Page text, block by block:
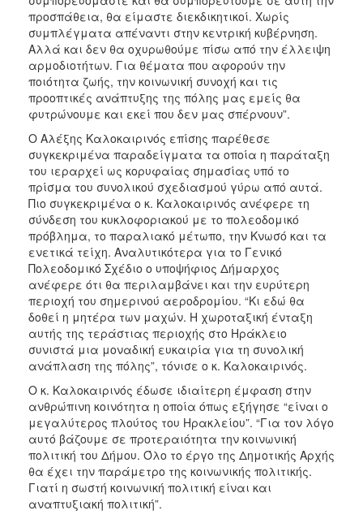
προσπάθεια, θα είμαστε διεκδικητικοί. Χωρίς
συμπλέγματα απέναντι στην κεντρική κυβέρνηση.
Αλλά και δεν θα οχυρωθούμε πίσω από την έλλειψη
αρμοδιοτήτων. Για θέματα που αφορούν την
ποιότητα ζωής, την κοινωνική συνοχή και τις
προοπτικές ανάπτυξης της πόλης μας εμείς θα
φυτρώνουμε και εκεί που δεν μας σπέρνουν”.
Ο Αλέξης Καλοκαιρινός επίσης παρέθεσε
συγκεκριμένα παραδείγματα τα οποία η παράταξη
του ιεραρχεί ως κορυφαίας σημασίας υπό το
πρίσμα του συνολικού σχεδιασμού γύρω από αυτά.
Πιο συγκεκριμένα ο κ. Καλοκαιρινός ανέφερε τη
σύνδεση του κυκλοφοριακού με το πολεοδομικό
πρόβλημα, το παραλιακό μέτωπο, την Κνωσό και τα
ενετικά τείχη. Αναλυτικότερα για το Γενικό
Πολεοδομικό Σχέδιο ο υποψήφιος Δήμαρχος
ανέφερε ότι θα περιλαμβάνει και την ευρύτερη
περιοχή του σημερινού αεροδρομίου. “Κι εδώ θα
δοθεί η μητέρα των μαχών. Η χωροταξική ένταξη
αυτής της τεράστιας περιοχής στο Ηράκλειο
συνιστά μια μοναδική ευκαιρία για τη συνολική
ανάπλαση της πόλης”, τόνισε ο κ. Καλοκαιρινός.
Ο κ. Καλοκαιρινός έδωσε ιδιαίτερη έμφαση στην
ανθρώπινη κοινότητα η οποία όπως εξήγησε “είναι ο
μεγαλύτερος πλούτος του Ηρακλείου”. “Για τον λόγο
αυτό βάζουμε σε προτεραιότητα την κοινωνική
πολιτική του Δήμου. Όλο το έργο της Δημοτικής Αρχής
θα έχει την παράμετρο της κοινωνικής πολιτικής.
Γιατί η σωστή κοινωνική πολιτική είναι και
αναπτυξιακή πολιτική”.